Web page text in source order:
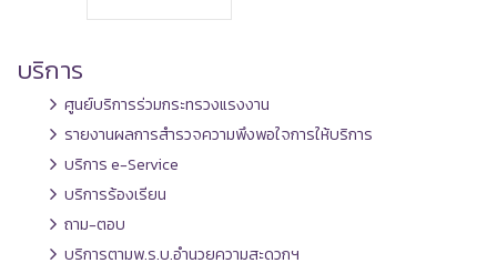
บริการ
ศูนย์บริการร่วมกระทรวงแรงงาน
รายงานผลการสำรวจความพึงพอใจการให้บริการ
บริการ e-Service
บริการร้องเรียน
ถาม-ตอบ
บริการตามพ.ร.บ.อำนวยความสะดวกฯ